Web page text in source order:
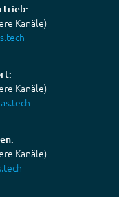
Kanäle)
Kanäle)
Kanäle)